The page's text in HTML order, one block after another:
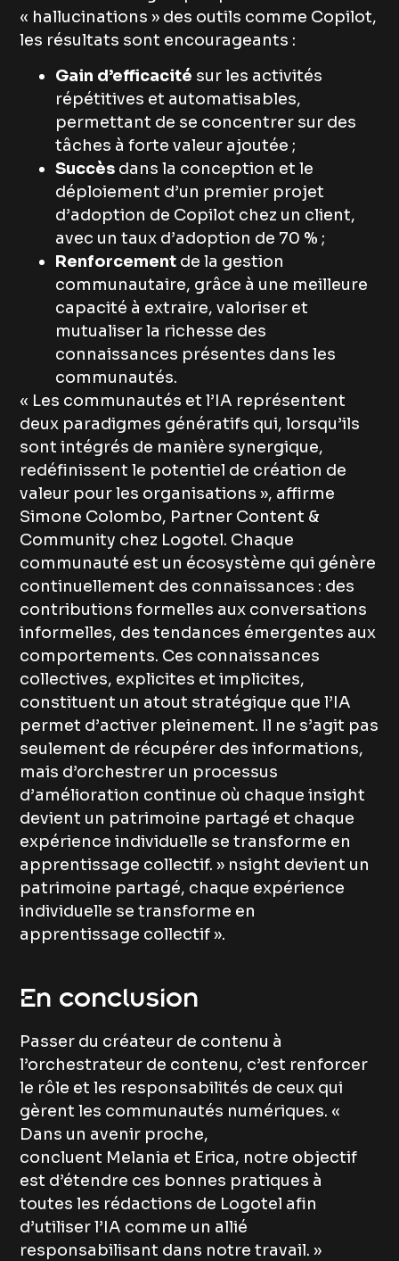
« hallucinations » des outils comme Copilot,
les résultats sont encourageants :
Gain d’efficacité sur les activités
répétitives et automatisables,
permettant de se concentrer sur des
tâches à forte valeur ajoutée ;
Succès dans la conception et le
déploiement d’un premier projet
d’adoption de Copilot chez un client,
avec un taux d’adoption de 70 % ;
Renforcement de la gestion
communautaire, grâce à une meilleure
capacité à extraire, valoriser et
mutualiser la richesse des
connaissances présentes dans les
communautés.
« Les communautés et l’IA représentent
deux paradigmes génératifs qui, lorsqu’ils
sont intégrés de manière synergique,
redéfinissent le potentiel de création de
valeur pour les organisations », affirme
Simone Colombo, Partner Content &
Community chez Logotel. Chaque
communauté est un écosystème qui génère
continuellement des connaissances : des
contributions formelles aux conversations
informelles, des tendances émergentes aux
comportements. Ces connaissances
collectives, explicites et implicites,
constituent un atout stratégique que l’IA
permet d’activer pleinement. Il ne s’agit pas
seulement de récupérer des informations,
mais d’orchestrer un processus
d’amélioration continue où chaque insight
devient un patrimoine partagé et chaque
expérience individuelle se transforme en
apprentissage collectif. » nsight devient un
patrimoine partagé, chaque expérience
individuelle se transforme en
apprentissage collectif ».
En conclusion
Passer du créateur de contenu à
l’orchestrateur de contenu, c’est renforcer
le rôle et les responsabilités de ceux qui
gèrent les communautés numériques. «
Dans un avenir proche,
concluent Melania et Erica, notre objectif
est d’étendre ces bonnes pratiques à
toutes les rédactions de Logotel afin
d’utiliser l’IA comme un allié
responsabilisant dans notre travail. »